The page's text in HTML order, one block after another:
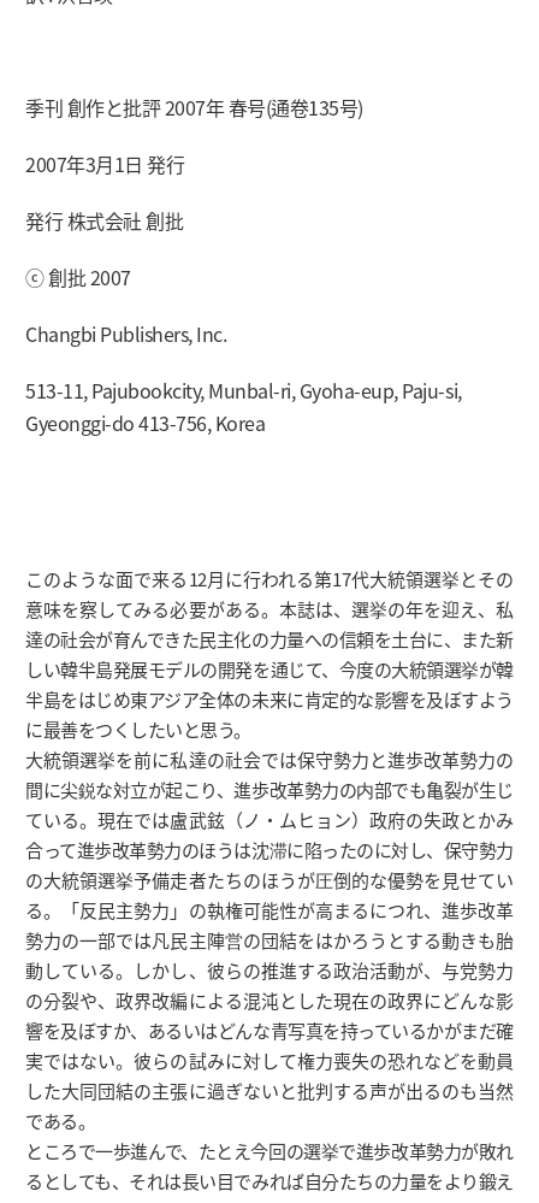
季刊 創作と批評 2007年 春号(通卷135号)
2007年3月1日 発行
発行 株式会社 創批
ⓒ 創批 2007
Changbi Publishers, Inc.
513-11, Pajubookcity, Munbal-ri, Gyoha-eup, Paju-si,
Gyeonggi-do 413-756, Korea
このような面で来る12月に行われる第17代大統領選挙とその
意味を察してみる必要がある。本誌は、選挙の年を迎え、私
達の社会が育んできた民主化の力量への信頼を土台に、また新
しい韓半島発展モデルの開発を通じて、今度の大統領選挙が韓
半島をはじめ東アジア全体の未来に肯定的な影響を及ぼすよう
に最善をつくしたいと思う。
大統領選挙を前に私達の社会では保守勢力と進歩改革勢力の
間に尖鋭な対立が起こり、進歩改革勢力の内部でも亀裂が生じ
ている。現在では盧武鉉（ノ・ムヒョン）政府の失政とかみ
合って進歩改革勢力のほうは沈滞に陷ったのに対し、保守勢力
の大統領選挙予備走者たちのほうが圧倒的な優勢を見せてい
る。「反民主勢力」の執権可能性が高まるにつれ、進歩改革
勢力の一部では凡民主陣営の団結をはかろうとする動きも胎
動している。しかし、彼らの推進する政治活動が、与党勢力
の分裂や、政界改編による混沌とした現在の政界にどんな影
響を及ぼすか、あるいはどんな青写真を持っているかがまだ確
実ではない。彼らの試みに対して権力喪失の恐れなどを動員
した大同団結の主張に過ぎないと批判する声が出るのも当然
である。
ところで一歩進んで、たとえ今回の選挙で進歩改革勢力が敗れ
るとしても、それは長い目でみれば自分たちの力量をより鍛え